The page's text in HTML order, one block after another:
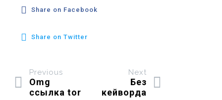
Share on Facebook
Share on Twitter
Previous
Omg
ссылка tor
Next
Без
кейворда